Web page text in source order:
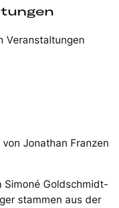
Veranstaltungen
von Jonathan Franzen
Simoné Goldschmidt-
stammen aus der